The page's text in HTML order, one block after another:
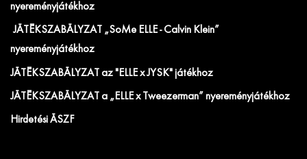
nyereményjátékhoz
JÁTÉKSZABÁLYZAT „SoMe ELLE - Calvin Klein”
nyereményjátékhoz
JÁTÉKSZABÁLYZAT az "ELLE x JYSK" játékhoz
JÁTÉKSZABÁLYZAT a „ELLE x Tweezerman” nyereményjátékhoz
Hirdetési ÁSZF